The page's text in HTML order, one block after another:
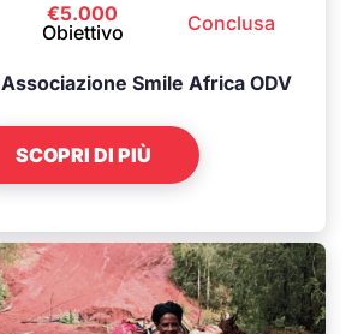
€5.000
Obiettivo
Conclusa
Associazione Smile Africa ODV
SCOPRI DI PIÙ